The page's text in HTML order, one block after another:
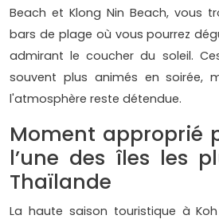
Beach et Klong Nin Beach, vous
bars de plage où vous pourrez
admirant le coucher du soleil.
souvent plus animés en soirée,
l'atmosphère reste détendue.
Moment approprié
l’une des îles les
Thaïlande
La haute saison touristique à